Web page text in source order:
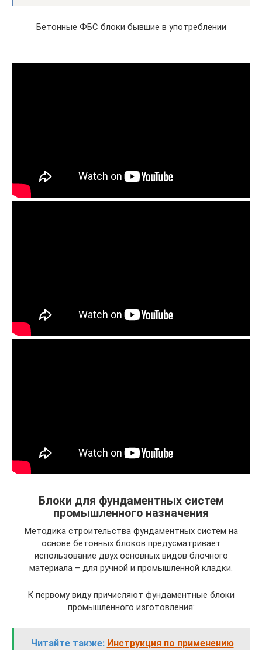
Бетонные ФБС блоки бывшие в употреблении
Блоки для фундаментных систем
промышленного назначения
Методика строительства фундаментных систем на
основе бетонных блоков предусматривает
использование двух основных видов блочного
материала – для ручной и промышленной кладки.
К первому виду причисляют фундаментные блоки
промышленного изготовления:
Читайте также: Инструкция по применению